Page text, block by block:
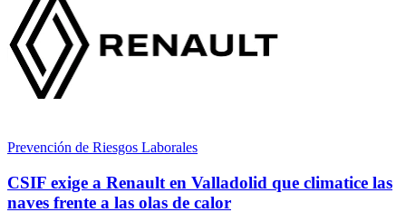
Prevención de Riesgos Laborales
CSIF exige a Renault en Valladolid que climatice las
naves frente a las olas de calor